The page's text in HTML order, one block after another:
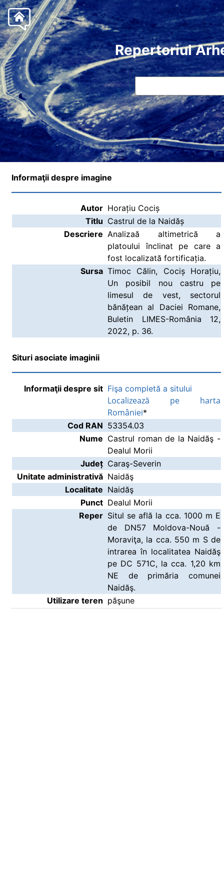
Repertoriul
Informaţii despre imagine
Autor Horațiu Cociș
Titlu Castrul de la Naidăș
Descriere Analizaă altimetrică a
platoului înclinat pe care a
fost localizată fortificația.
Sursa Timoc Călin, Cociș Horațiu,
Un posibil nou castru pe
limesul de vest, sectorul
bănățean al Daciei Romane,
Buletin LIMES-România 12,
2022, p. 36.
Situri asociate imaginii
Informaţii despre sit Fişa completă a sitului
Localizează pe harta
României*
Cod RAN 53354.03
Nume Castrul roman de la Naidăş -
Dealul Morii
Județ Caraş-Severin
Unitate administrativă Naidăş
Localitate Naidăş
Punct Dealul Morii
Reper Situl se află la cca. 1000 m E
de DN57 Moldova-Nouă -
Moraviţa, la cca. 550 m S de
intrarea în localitatea Naidăş
pe DC 571C, la cca. 1,20 km
NE de primăria comunei
Naidăş.
Utilizare teren păşune